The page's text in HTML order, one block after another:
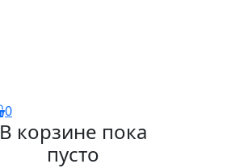
0
В корзине пока
пусто